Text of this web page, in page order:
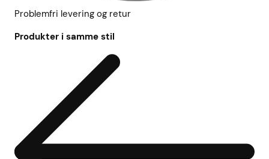
Problemfri levering og retur
Produkter i samme stil